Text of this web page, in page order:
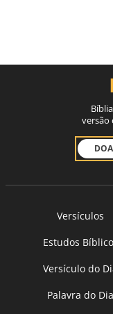
versão
Versículos
Estudos
Versículo do
Palavra do Dia